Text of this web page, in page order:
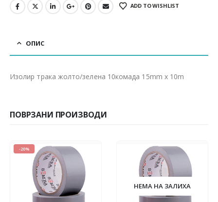
ADD TO WISHLIST
ОПИС
Изолир трака жолто/зелена 10комада 15mm x 10m
ПОВРЗАНИ ПРОИЗВОДИ
НЕМА НА ЗАЛИХА
-16%